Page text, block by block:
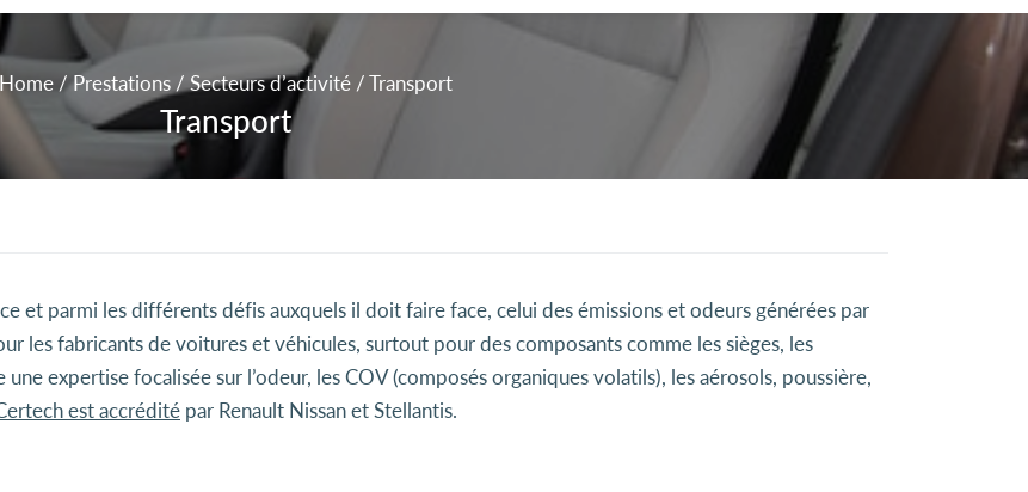
Home /Prestations /Secteurs d’activité /Transport
Transport
et parmi les différents défis auxquels il doit faire face, celui des émissions et odeurs générées par
les fabricants de voitures et véhicules, surtout pour des composants comme les sièges, les
expertise focalisée sur l’odeur, les COV (composés organiques volatils), les aérosols, poussière,
est accrédité par Renault Nissan et Stellantis.